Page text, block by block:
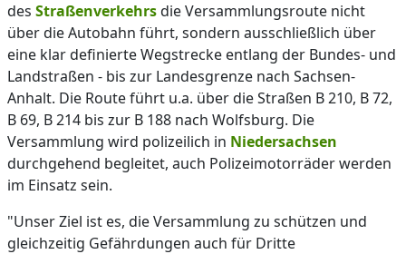
des Straßenverkehrsdie Versammlungsroute nicht
über die Autobahn führt, sondern ausschließlich über
eine klar definierte Wegstrecke entlang der Bundes- und
Landstraßen - bis zur Landesgrenze nach Sachsen-
Anhalt. Die Route führt u.a. über die Straßen B 210, B 72,
B 69, B 214 bis zur B 188 nach Wolfsburg. Die
Versammlung wird polizeilich in Niedersachsen
durchgehend begleitet, auch Polizeimotorräder werden
im Einsatz sein.
"Unser Ziel ist es, die Versammlung zu schützen und
gleichzeitig Gefährdungen auch für Dritte